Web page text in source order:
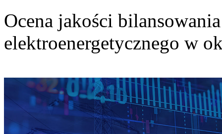
Ocena jakości
elektroenergetycznego w